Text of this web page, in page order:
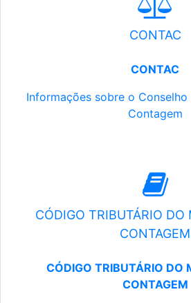
CONTAC
CONTAC
Informações sobre o
Contagem
CÓDIGO TRIBUTÁRIO DO
CONTAGEM
CÓDIGO TRIBUTÁRIO DO
CONTAGEM